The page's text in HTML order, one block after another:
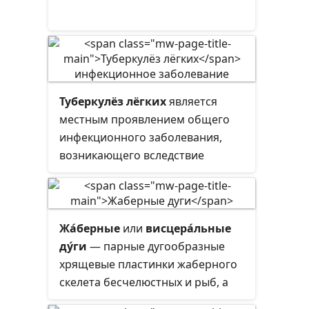
Туберкулёз лёгкихявляется
местным проявлением общего
инфекционного заболевания,
возникающего вследствие
туберкулёза. Поражение лёгких
проявляется в различных формах,
зависящих от свойств
возбудителя,
иммунобиологического
состояния организма, путей
Жа́берные или висцера́льные
ду́ги — парные дугообразные
хрящевые пластинки жаберного
скелета бесчелюстных и рыб, а